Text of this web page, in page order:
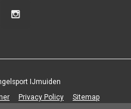
Privacy Policy Sitemap
IJmuiden